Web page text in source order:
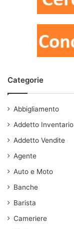
Categorie
Abbigliamento
Addetto Inventario
Addetto Vendite
Agente
Auto e Moto
Banche
Barista
Cameriere